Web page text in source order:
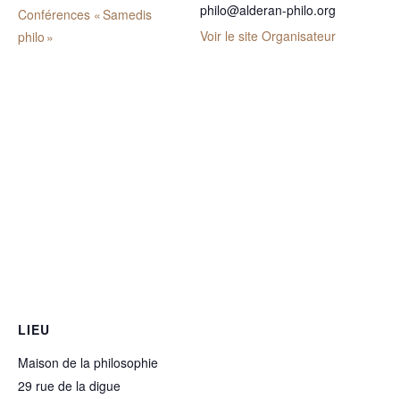
Conférences « Samedis
philo »
philo@alderan-philo.org
Voir le site Organisateur
LIEU
Maison de la philosophie
29 rue de la digue